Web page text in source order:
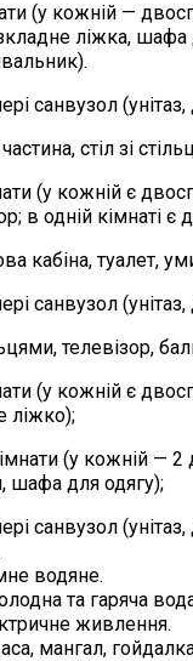
(у кожній —
ліжка,
санвузол
стіл зі
(у кожній є
в одній кімнаті є
кабіна, туалет,
санвузол
телевізор,
(у кожній є
ліжко);
(у кожній —
шафа для одягу);
санвузол
водяне.
та гаряча
живлення.
мангал,